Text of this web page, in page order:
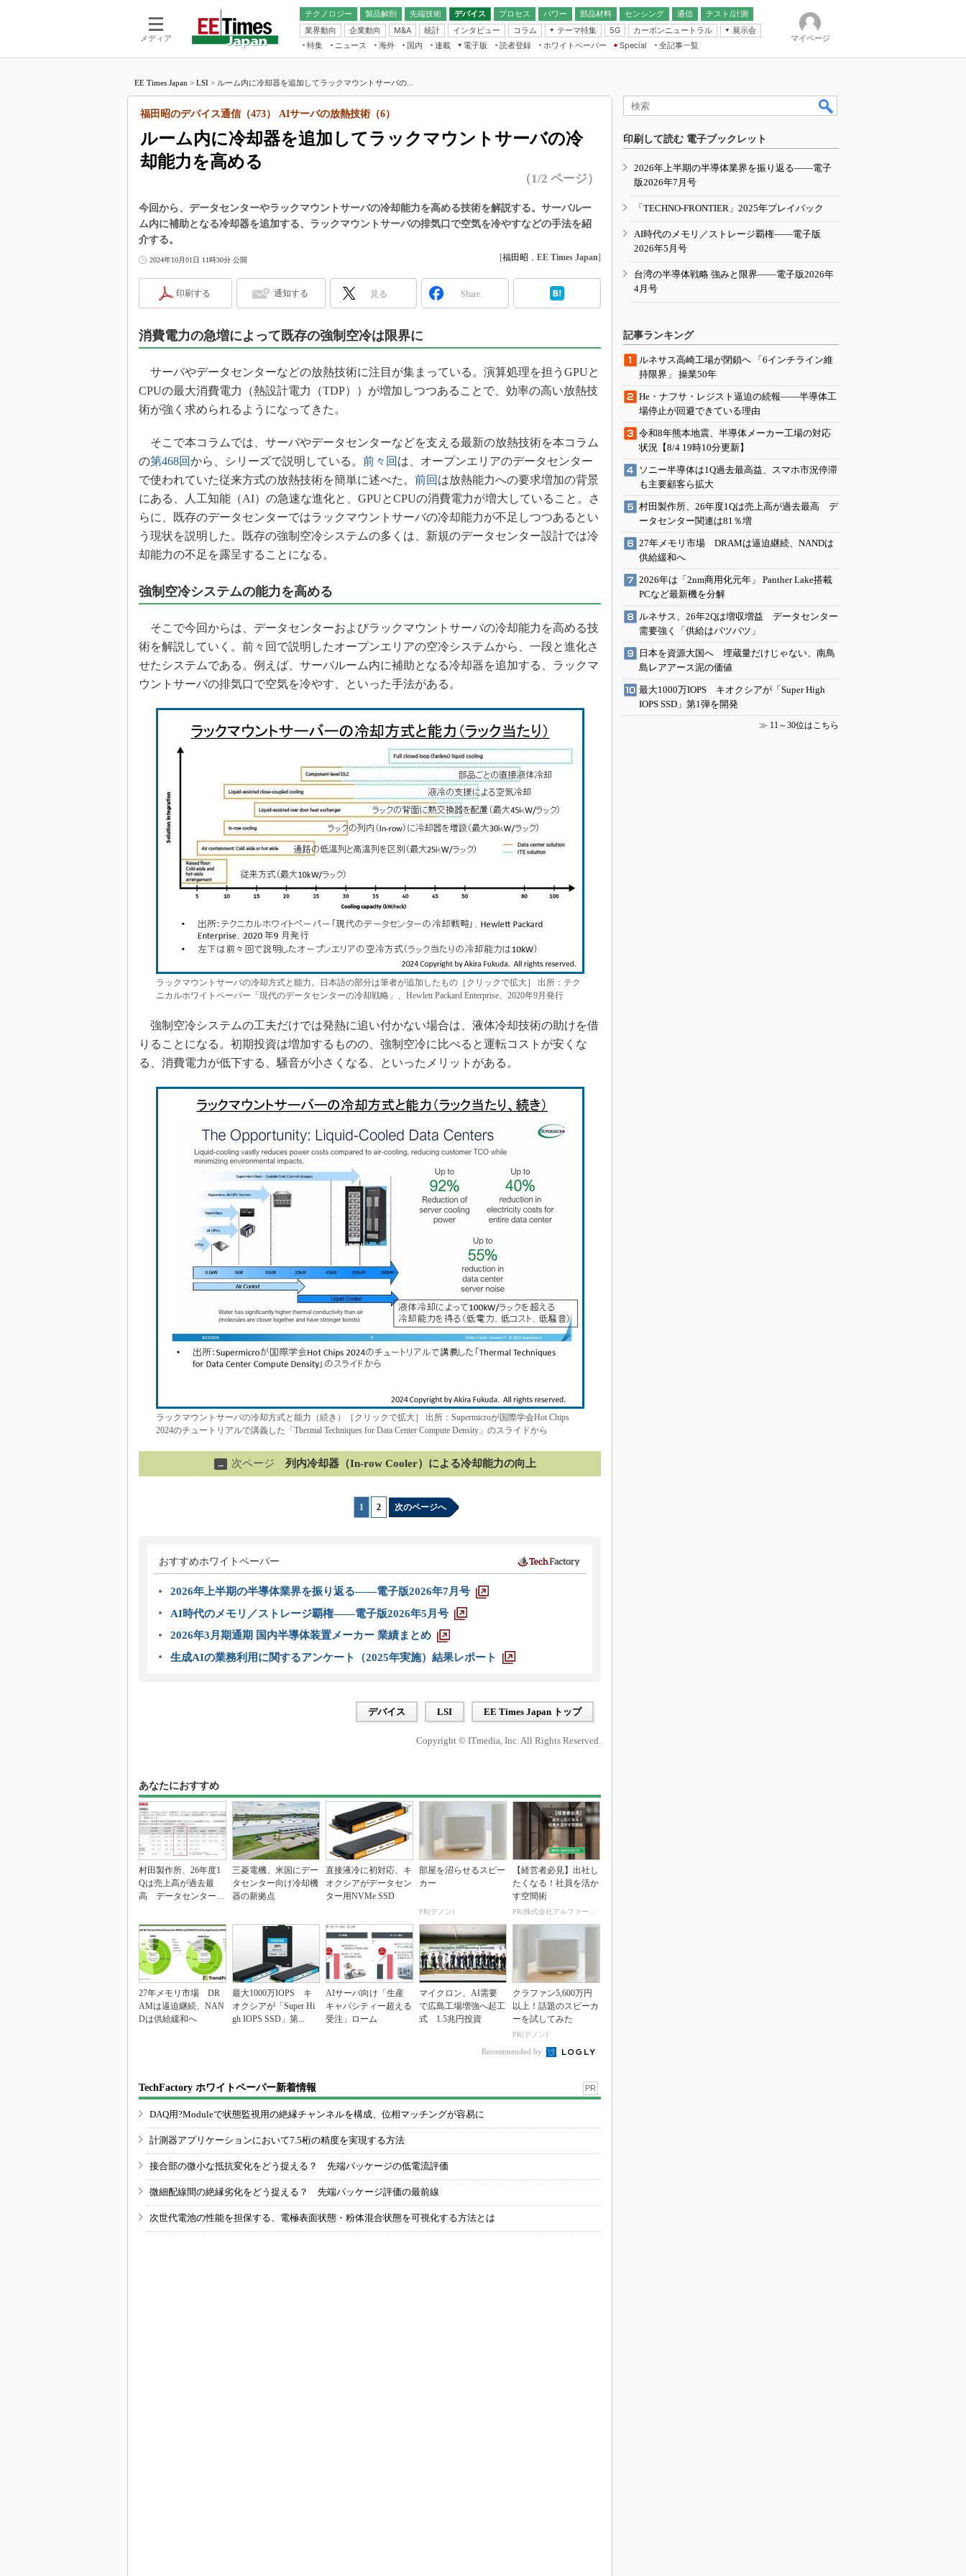
メディア
テクノロジー 製品解剖
先端技術
電池／エネルギー
デバイス
アナログ
マイコン
FPGA
プロセス パワー 部品材料 センシング
通信
無線
テスト/計測
業界動向
企業動向 M&A 統計 インタビュー コラム
テーマ特集
フィジカルAI
読者調査（EE Times Research）
電源設計（EDN Japan）
エレクトロニクス入門（EDN
5G カーボンニュートラル
展示会
IoT・エッジコンピューティング
EXPO
TECHNO-FRONTIER
人とくるま展
特集 ニュース 海外 国内
連載
福田昭のデバイス通信
湯之上隆のナノフォーカス
大山聡の業界スコープ
世界を「数字」で回してみよう
で起こること
製品分解で探るアジアの新トレンド
光伝送技術を知る
“異端児エンジニア”が仕掛けた社内
イノベーションは日本を救うのか
JASA発IoT通信
「英語に愛されないエンジニア」の
ための新行動論
電子版
電子ブックレット
読者登録 ホワイトペーパー
Special
全記事一覧
マイページ
EE Times Japan > LSI > ルーム内に冷却器を追加してラックマウントサーバの...
ルーム内に冷却器を追加してラックマウントサーバの冷
却能力を高める
福田昭のデバイス通信（473） AIサーバの放熱技術（6）
（1/2 ページ）
今回から、データセンターやラックマウントサーバの冷却能力を高める技術を解説する。サーバルー
ム内に補助となる冷却器を追加する、ラックマウントサーバの排気口で空気を冷やすなどの手法を紹
介する。
2024年10月01日 11時30分 公開 [福田昭 ， EE Times Japan]
印刷する 通知する 見る Share
消費電力の急増によって既存の強制空冷は限界に
サーバやデータセンターなどの放熱技術に注目が集まっている。演算処理を担うGPUと
CPUの最大消費電力（熱設計電力（TDP））が増加しつつあることで、効率の高い放熱技
術が強く求められるようになってきた。
そこで本コラムでは、サーバやデータセンターなどを支える最新の放熱技術を本コラム
の第468回から、シリーズで説明している。 前々回 は、オープンエリアのデータセンター
で使われていた従来方式の放熱技術を簡単に述べた。 前回 は放熱能力への要求増加の背景
にある、人工知能（AI）の急速な進化と、GPUとCPUの消費電力が増大していること。さ
らに、既存のデータセンターではラックマウントサーバの冷却能力が不足しつつあるとい
う現状を説明した。既存の強制空冷システムの多くは、新規のデータセンター設計では冷
却能力の不足を露呈することになる。
強制空冷システムの能力を高める
そこで今回からは、データセンターおよびラックマウントサーバの冷却能力を高める技
術を解説していく。前々回で説明したオープンエリアの空冷システムから、一段と進化さ
せたシステムである。例えば、サーバルーム内に補助となる冷却器を追加する、ラックマ
ウントサーバの排気口で空気を冷やす、といった手法がある。
ラックマウントサーバの冷却方式と能力。日本語の部分は筆者が追加したもの［クリックで拡大］ 出所：テク
ニカルホワイトペーパー「現代のデータセンターの冷却戦略」、Hewlett Packard Enterprise、2020年9月発行
強制空冷システムの工夫だけでは発熱に追い付かない場合は、液体冷却技術の助けを借
りることになる。初期投資は増加するものの、強制空冷に比べると運転コストが安くな
る、消費電力が低下する、騒音が小さくなる、といったメリットがある。
ラックマウントサーバの冷却方式と能力（続き）［クリックで拡大］ 出所：Supermicroが国際学会Hot Chips
2024のチュートリアルで講義した「Thermal Techniques for Data Center Compute Density」のスライドから
→ 次ページ 列内冷却器（In-row Cooler）による冷却能力の向上
1 2 次のページへ
おすすめホワイトペーパー
2026年上半期の半導体業界を振り返る――電子版2026年7月号
AI時代のメモリ／ストレージ覇権――電子版2026年5月号
2026年3月期通期 国内半導体装置メーカー 業績まとめ
生成AIの業務利用に関するアンケート（2025年実施）結果レポート
デバイス LSI EE Times Japan トップ
Copyright © ITmedia, Inc. All Rights Reserved.
あなたにおすすめ
村田製作所、26年度1
Qは売上高が過去最
高 データセンター関
三菱電機、米国にデー
タセンター向け冷却機
器の新拠点
直接液冷に初対応、キ
オクシアがデータセン
ター用NVMe SSD
部屋を沼らせるスピー
カー
PR(デノン)
【経営者必見】出社し
たくなる！社員を活か
す空間術
PR(株式会社アルファーテクノ)
27年メモリ市場 DR
AMは逼迫継続、NAN
Dは供給緩和へ
最大1000万IOPS キ
オクシアが「Super Hi
gh IOPS SSD」第...
AIサーバ向け「生産
キャパシティー超える
受注」ローム
マイクロン、AI需要
で広島工場増強へ起工
式 1.5兆円投資
クラファン5,600万円
以上！話題のスピーカ
ーを試してみた
PR(デノン)
Recommended by
TechFactory ホワイトペーパー新着情報 PR
DAQ用?Moduleで状態監視用の絶縁チャンネルを構成、位相マッチングが容易に
計測器アプリケーションにおいて7.5桁の精度を実現する方法
接合部の微小な抵抗変化をどう捉える？ 先端パッケージの低電流評価
微細配線間の絶縁劣化をどう捉える？ 先端パッケージ評価の最前線
次世代電池の性能を担保する、電極表面状態・粉体混合状態を可視化する方法とは
印刷して読む 電子ブックレット
2026年上半期の半導体業界を振り返る――電子
版2026年7月号
「TECHNO-FRONTIER」2025年プレイバック
AI時代のメモリ／ストレージ覇権――電子版
2026年5月号
台湾の半導体戦略 強みと限界――電子版2026年
4月号
記事ランキング
ルネサス高崎工場が閉鎖へ 「6インチライン維
持限界」 操業50年
He・ナフサ・レジスト逼迫の続報――半導体工
場停止が回避できている理由
令和8年熊本地震、半導体メーカー工場の対応
状況【8/4 19時10分更新】
ソニー半導体は1Q過去最高益、スマホ市況停滞
も主要顧客ら拡大
村田製作所、26年度1Qは売上高が過去最高 デ
ータセンター関連は81％増
27年メモリ市場 DRAMは逼迫継続、NANDは
供給緩和へ
2026年は「2nm商用化元年」 Panther Lake搭載
PCなど最新機を分解
ルネサス、26年2Qは増収増益 データセンター
需要強く「供給はパツパツ」
日本を資源大国へ 埋蔵量だけじゃない、南鳥
島レアアース泥の価値
最大1000万IOPS キオクシアが「Super High
IOPS SSD」第1弾を開発
≫ 11～30位はこちら